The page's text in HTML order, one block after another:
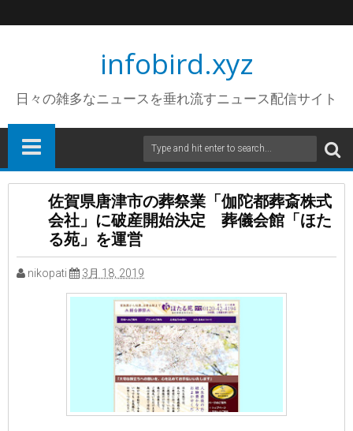
infobird.xyz
日々の雑多なニュースを垂れ流すニュース配信サイト
佐賀県唐津市の葬祭業「伽陀都葬斎株式
会社」に破産開始決定 葬儀会館「ほた
る苑」を運営
nikopati 3月 18, 2019